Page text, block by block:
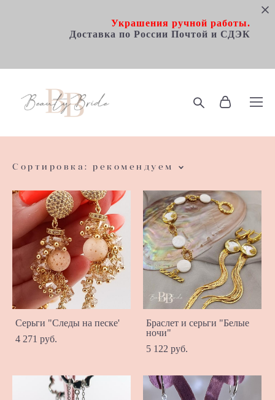
Украшения ручной работы.
Доставка по Росcии Почтой и СДЭК
Сортировка: рекомендуем
Серьги "Следы на песке'
4 271 pуб.
Браслет и серьги "Белые
ночи"
5 122 pуб.